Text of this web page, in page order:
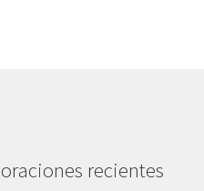
recientes